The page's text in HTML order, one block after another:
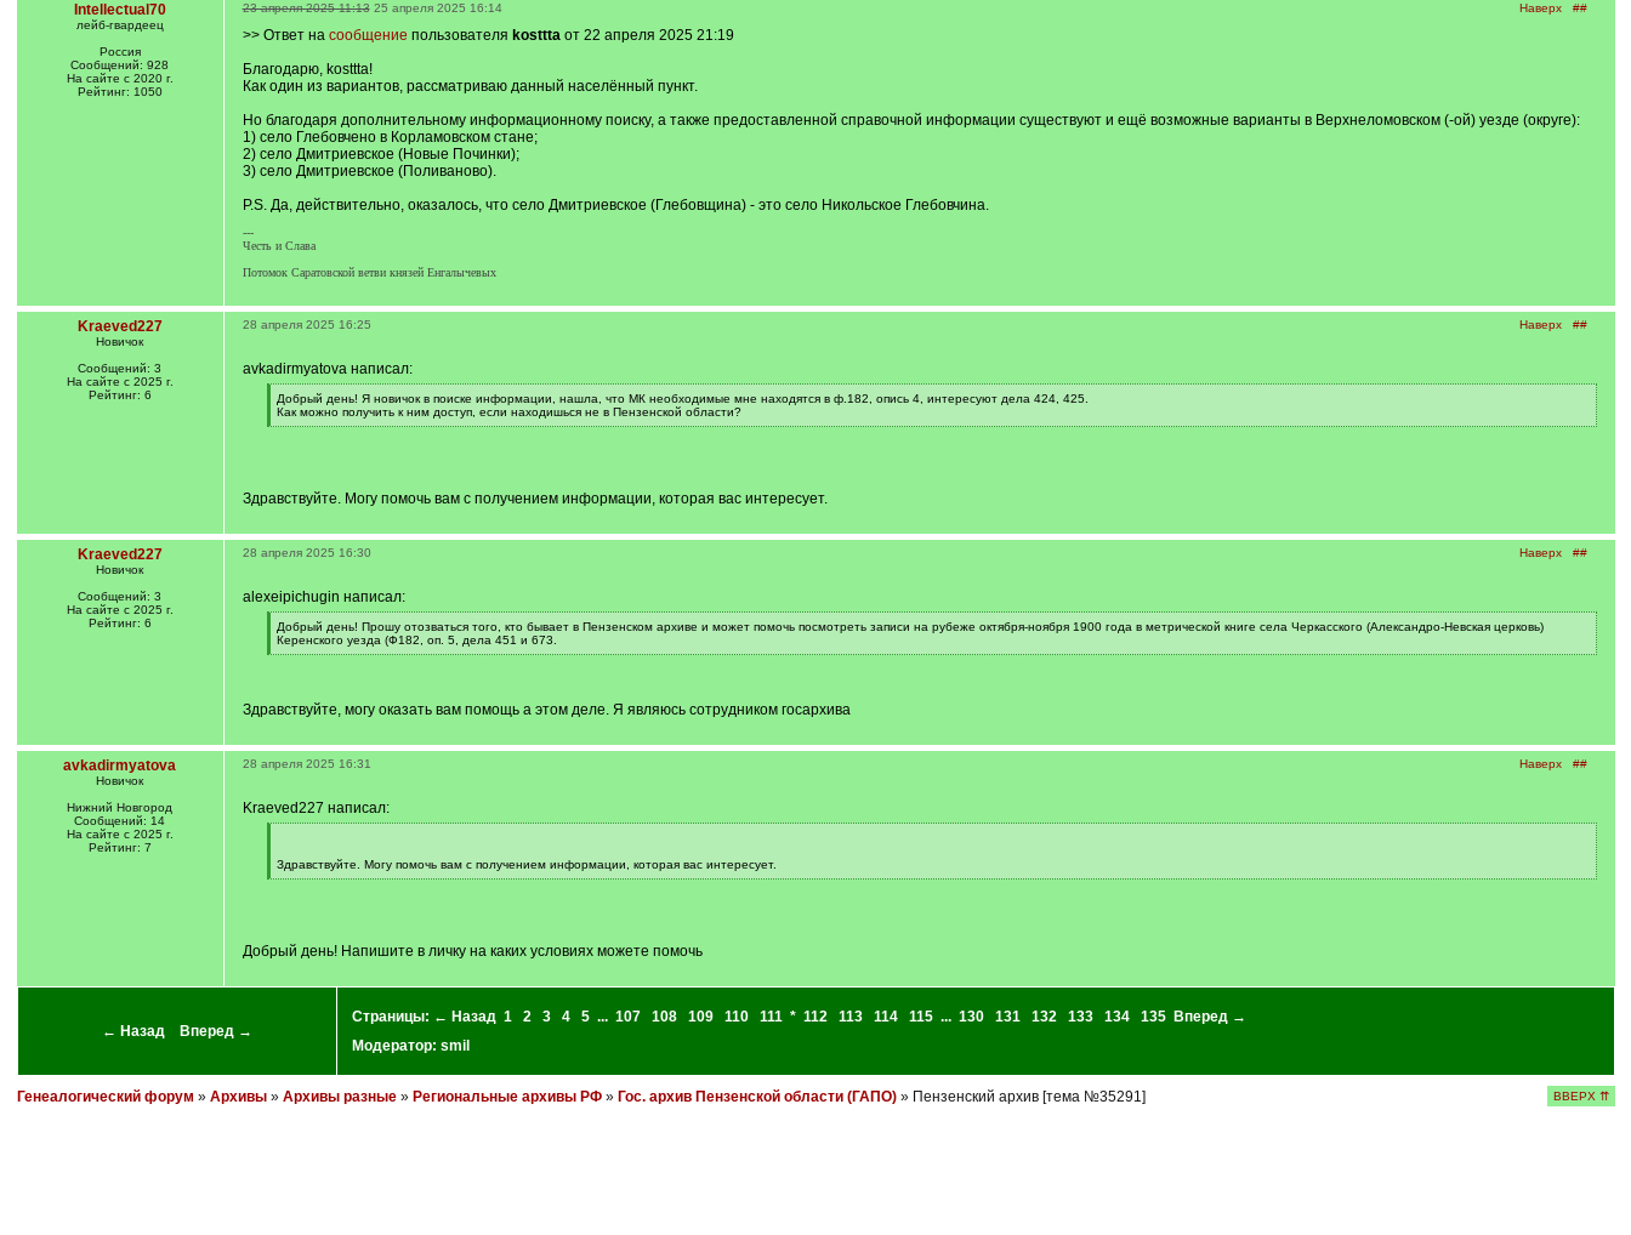
Intellectual70
лейб-гвардеец
Россия
Сообщений: 928
На сайте с 2020 г.
Рейтинг: 1050
Наверх ##
23 апреля 2025 11:13 25 апреля 2025 16:14
>> Ответ на сообщение пользователя kostttaот 22 апреля 2025 21:19
Благодарю, kosttta!
Как один из вариантов, рассматриваю данный населённый пункт.
Но благодаря дополнительному информационному поиску, а также предоставленной справочной информации существуют и ещё возможные варианты в Верхнеломовском (-ой) уезде (округе):
1) село Глебовчено в Корламовском стане;
2) село Дмитриевское (Новые Починки);
3) село Дмитриевское (Поливаново).
P.S. Да, действительно, оказалось, что село Дмитриевское (Глебовщина) - это село Никольское Глебовчина.
---
Честь и Слава
Потомок Саратовской ветви князей Енгалычевых
Kraeved227
Новичок
Сообщений: 3
На сайте с 2025 г.
Рейтинг: 6
Наверх ##
28 апреля 2025 16:25
avkadirmyatova написал:
[
q
]
Добрый день! Я новичок в поиске информации, нашла, что МК необходимые мне находятся в ф.182, опись 4, интересуют дела 424, 425.
Как можно получить к ним доступ, если находишься не в Пензенской области?
[
Здравствуйте. Могу помочь вам с получением информации, которая вас интересует.
Kraeved227
Новичок
Сообщений: 3
На сайте с 2025 г.
Рейтинг: 6
Наверх ##
28 апреля 2025 16:30
alexeipichugin написал:
[
q
]
Добрый день! Прошу отозваться того, кто бывает в Пензенском архиве и может помочь посмотреть записи на рубеже октября-ноября 1900 года в метрической книге села Черкасского (Александро-Невская церковь)
Керенского уезда (Ф182, оп. 5, дела 451 и 673.
[
Здравствуйте, могу оказать вам помощь а этом деле. Я являюсь сотрудником госархива
avkadirmyatova
Новичок
Нижний Новгород
Сообщений: 14
На сайте с 2025 г.
Рейтинг: 7
Наверх ##
28 апреля 2025 16:31
Kraeved227 написал:
]Здравствуйте. Могу помочь вам с получением информации, которая вас интересует.
[
Добрый день! Напишите в личку на каких условиях можете помочь
← Назад Вперед →
Страницы: ← Назад 1 2 3 4 5 ... 107 108 109 110 111 * 112 113 114 115 ... 130 131 132 133 134 135
Вперед →
Модератор: smil
Генеалогический форум » Архивы» Архивы разные» Региональные архивы РФ» Гос. архив Пензенской области (ГАПО)» Пензенский архив [тема №35291] ВВЕРХ ⇈